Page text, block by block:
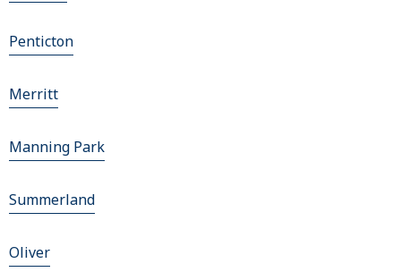
Penticton
Merritt
Manning Park
Summerland
Oliver